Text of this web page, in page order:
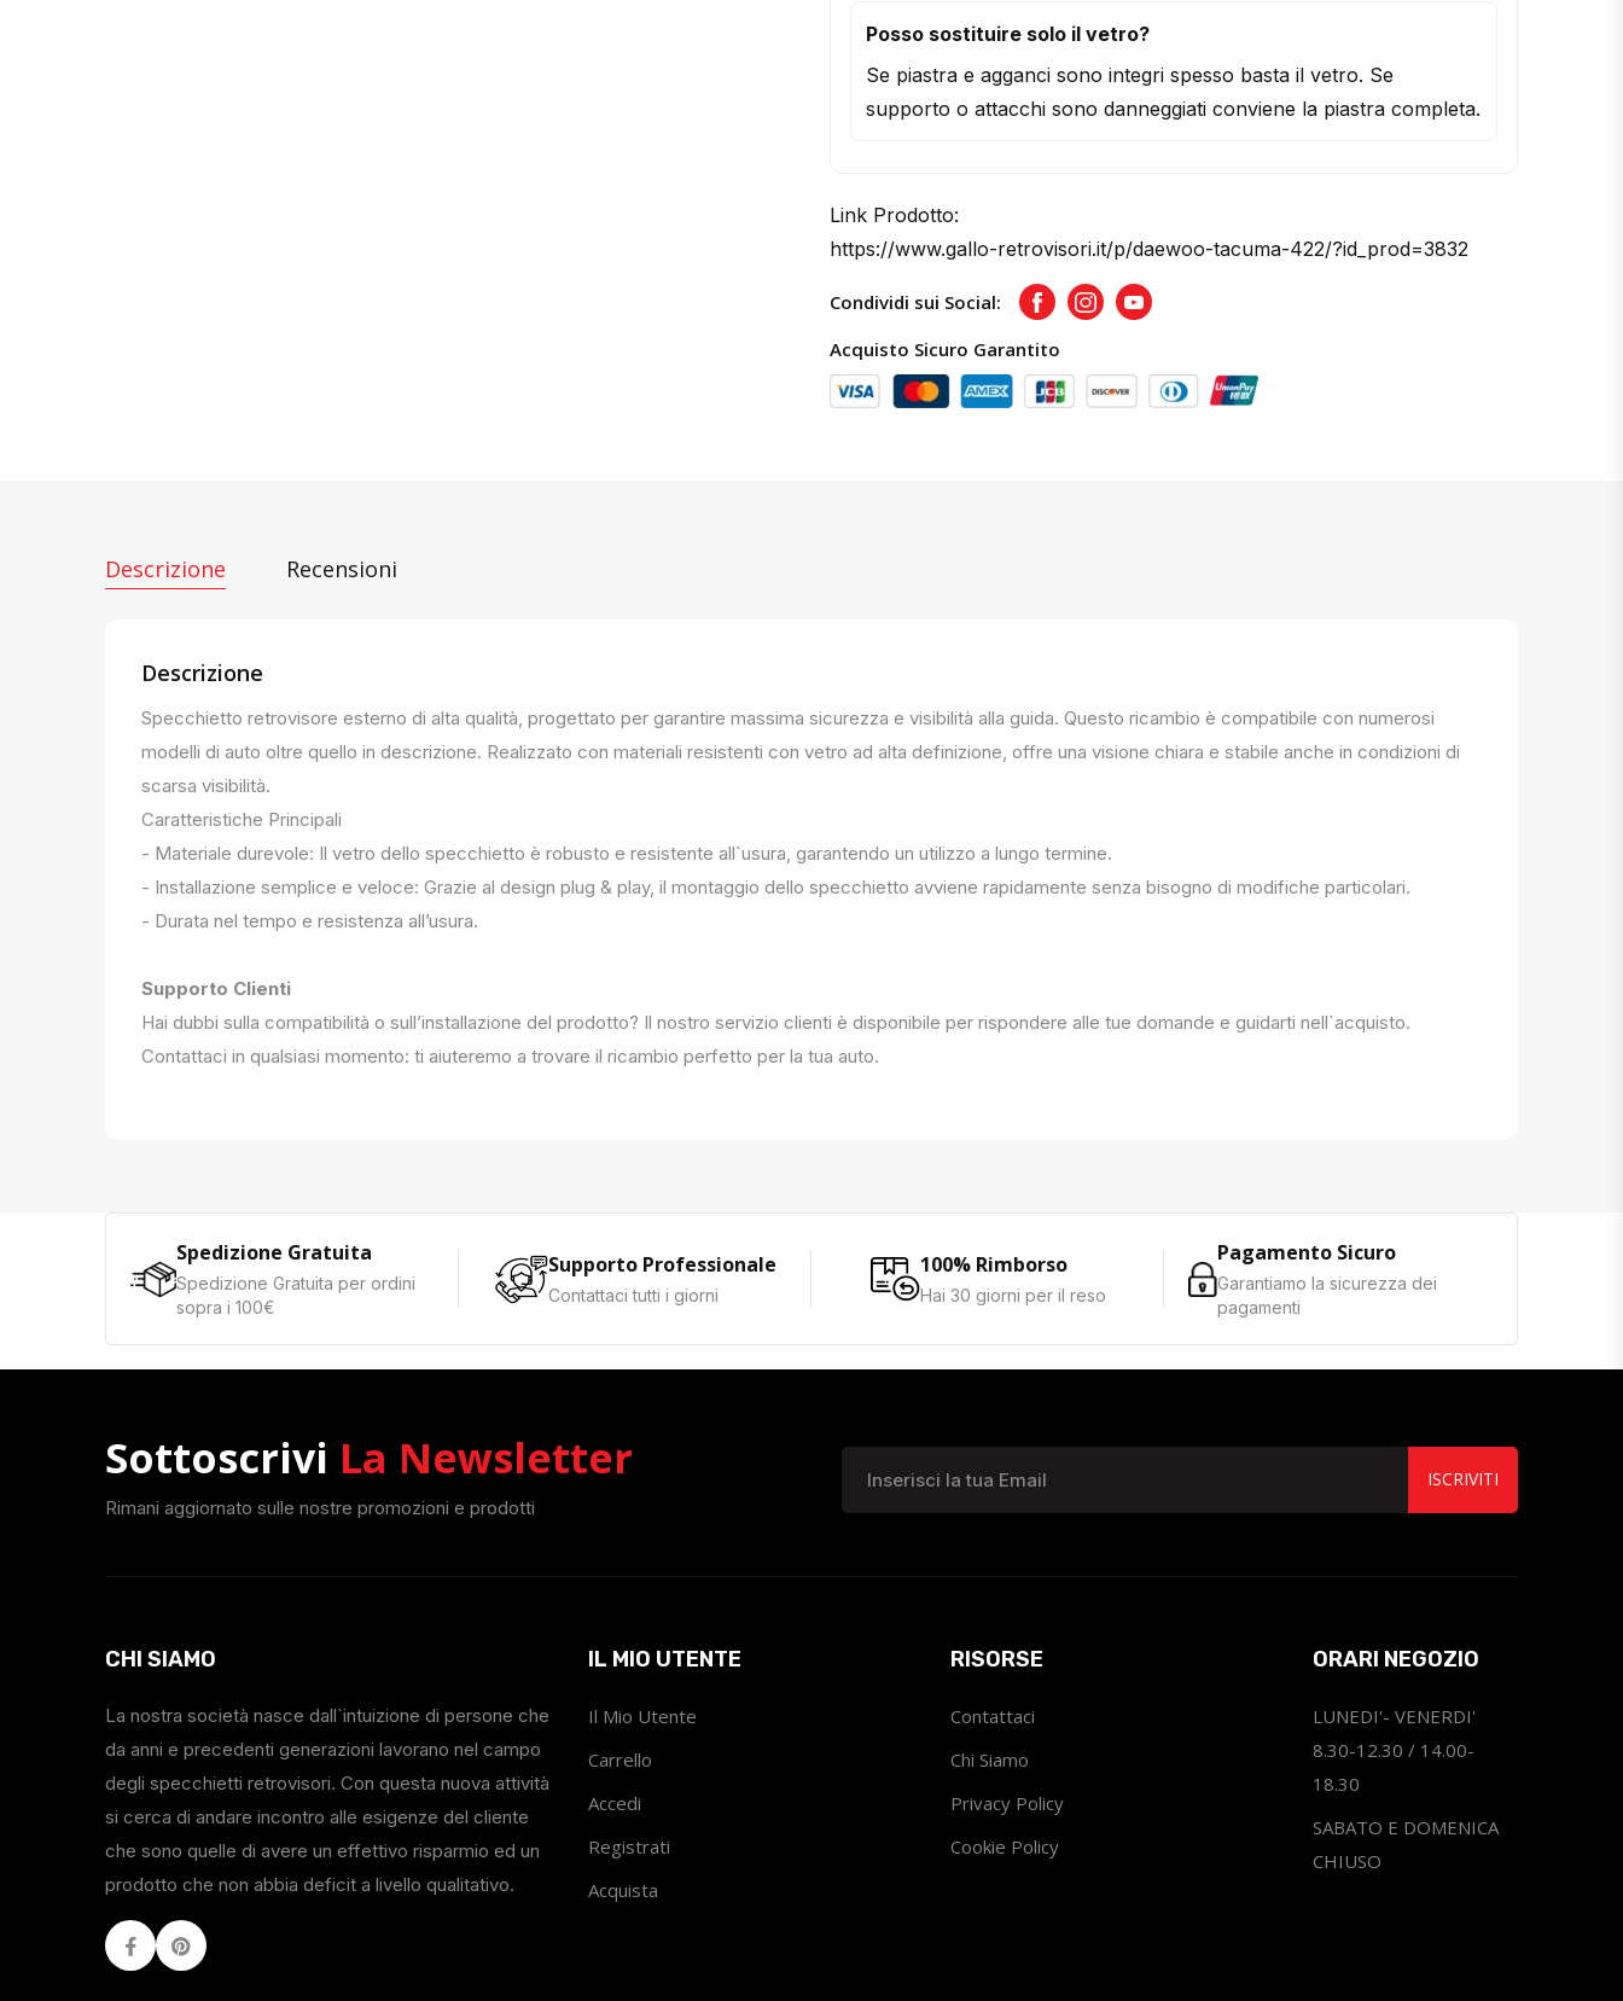
Posso sostituire solo il vetro?
Se piastra e agganci sono integri spesso basta il vetro. Se
supporto o attacchi sono danneggiati conviene la piastra completa.
Link Prodotto:
https://www.gallo-retrovisori.it/p/daewoo-tacuma-422/?id_prod=3832
Condividi sui Social: FacebookInstagramYoutube
Acquisto Sicuro Garantito
Descrizione Recensioni
Descrizione
Specchietto retrovisore esterno di alta qualità, progettato per garantire massima sicurezza e visibilità alla guida. Questo ricambio è compatibile con numerosi
modelli di auto oltre quello in descrizione. Realizzato con materiali resistenti con vetro ad alta definizione, offre una visione chiara e stabile anche in condizioni di
scarsa visibilità.
Caratteristiche Principali
- Materiale durevole: Il vetro dello specchietto è robusto e resistente all`usura, garantendo un utilizzo a lungo termine.
- Installazione semplice e veloce: Grazie al design plug & play, il montaggio dello specchietto avviene rapidamente senza bisogno di modifiche particolari.
- Durata nel tempo e resistenza all’usura.
Supporto Clienti
Hai dubbi sulla compatibilità o sull’installazione del prodotto? Il nostro servizio clienti è disponibile per rispondere alle tue domande e guidarti nell`acquisto.
Contattaci in qualsiasi momento: ti aiuteremo a trovare il ricambio perfetto per la tua auto.
Spedizione Gratuita
Spedizione Gratuita per ordini
sopra i 100€
Supporto Professionale
Contattaci tutti i giorni
100% Rimborso
Hai 30 giorni per il reso
Pagamento Sicuro
Garantiamo la sicurezza dei
pagamenti
Sottoscrivi La Newsletter
Rimani aggiornato sulle nostre promozioni e prodotti
ISCRIVITI
CHI SIAMO
La nostra società nasce dall`intuizione di persone che
da anni e precedenti generazioni lavorano nel campo
degli specchietti retrovisori. Con questa nuova attività
si cerca di andare incontro alle esigenze del cliente
che sono quelle di avere un effettivo risparmio ed un
prodotto che non abbia deficit a livello qualitativo.
FacebookYoutube
IL MIO UTENTE
Il Mio Utente
Carrello
Accedi
Registrati
Acquista
RISORSE
Contattaci
Chi Siamo
Privacy Policy
Cookie Policy
ORARI NEGOZIO
LUNEDI'- VENERDI'
8.30-12.30 / 14.00-
18.30
SABATO E DOMENICA
CHIUSO